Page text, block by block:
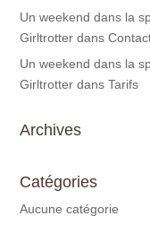
Un weekend dans la
Girltrotter dans
Un weekend dans la
Girltrotter dansTarifs
Archives
Catégories
Aucune catégorie